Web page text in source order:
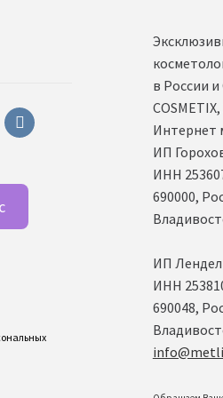
vkontakte
в России
Интернет
ИП
ИНН
690000,
ИП
ИНН
690048,